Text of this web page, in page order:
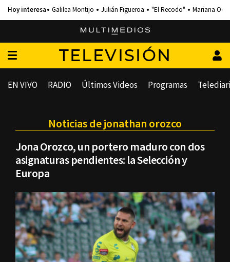
Galilea Montijo Julián Figueroa "El Recodo" Mariana
TELEVISIÓN
EN VIVO RADIO Últimos Videos Programas
Noticias de jonathan orozco
Jona Orozco, un portero maduro con dos
asignaturas pendientes: la Selección y
Europa